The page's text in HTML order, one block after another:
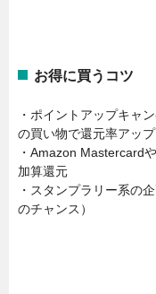
お得に買うコツ
・ポイントアップキャ
の買い物で還元率アップ
・Amazon Mastercard
加算還元
・スタンプラリー系の
のチャンス）